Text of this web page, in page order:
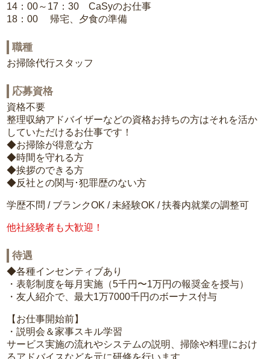
14：00～17：30 CaSyのお仕事
18：00 帰宅、夕食の準備
職種
お掃除代行スタッフ
応募資格
資格不要
整理収納アドバイザーなどの資格お持ちの方はそれを活か
していただけるお仕事です！
◆お掃除が得意な方
◆時間を守れる方
◆挨拶のできる方
◆反社との関与･犯罪歴のない方
学歴不問 / ブランクOK / 未経験OK / 扶養内就業の調整可
他社経験者も大歓迎！
待遇
◆各種インセンティブあり
・表彰制度を毎月実施（5千円〜1万円の報奨金を授与）
・友人紹介で、最大1万7000千円のボーナス付与
【お仕事開始前】
・説明会＆家事スキル学習
サービス実施の流れやシステムの説明、掃除や料理におけ